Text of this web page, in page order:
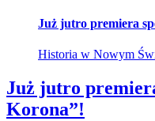
Już jutro premiera
Historia w Nowym
Już jutro
Korona”!